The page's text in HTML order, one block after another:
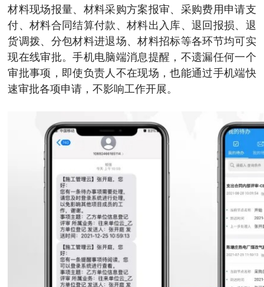
材料现场报量、材料采购方案报审、采购费用申请支
付、材料合同结算付款、材料出入库、退回报损、退
货调拨、分包材料进退场、材料招标等各环节均可实
现在线审批。手机电脑端消息提醒，不遗漏任何一个
审批事项，即使负责人不在现场，也能通过手机端快
速审批各项申请，不影响工作开展。